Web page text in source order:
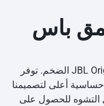
باس
استمتع بموسيقاك مع صوت JBL Original Pro الضخم. توفر
حساسية أعلى لتصميمنا
التشوه للحصول على